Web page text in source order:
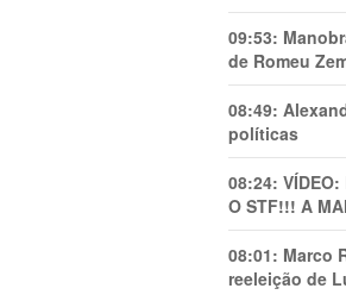
09:53:
de Romeu
08:49:
políticas
08:24: VÍDEO:
O STF!!! A
08:01: Marco
reeleição de